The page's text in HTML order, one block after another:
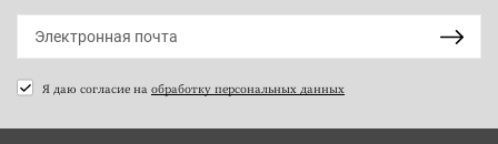
Я даю согласие на обработку персональных данных